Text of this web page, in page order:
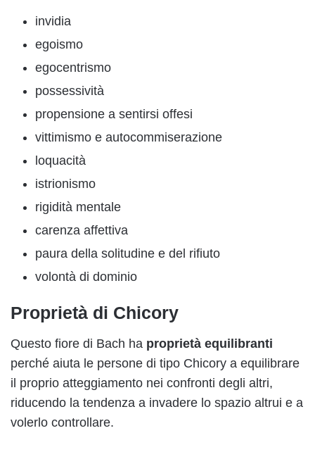
invidia
egoismo
egocentrismo
possessività
propensione a sentirsi offesi
vittimismo e autocommiserazione
loquacità
istrionismo
rigidità mentale
carenza affettiva
paura della solitudine e del rifiuto
volontà di dominio
Proprietà di Chicory
Questo fiore di Bach ha proprietà equilibranti
perché aiuta le persone di tipo Chicory a equilibrare
il proprio atteggiamento nei confronti degli altri,
riducendo la tendenza a invadere lo spazio altrui e a
volerlo controllare.